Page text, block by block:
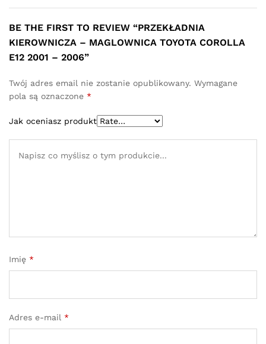
BE THE FIRST TO REVIEW “PRZEKŁADNIA
KIEROWNICZA – MAGLOWNICA TOYOTA COROLLA
E12 2001 – 2006”
Twój adres email nie zostanie opublikowany. Wymagane
pola są oznaczone *
Jak oceniasz produkt
Imię *
Adres e-mail *